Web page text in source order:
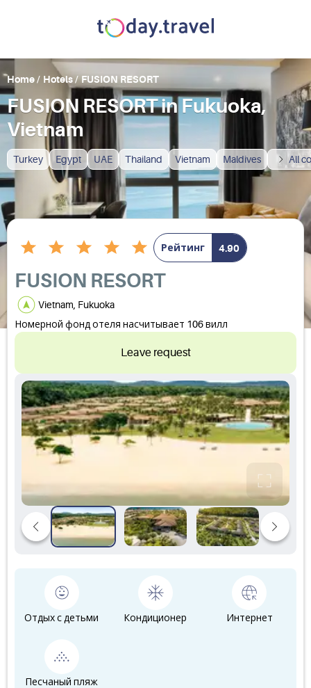
Turkey Egypt UAE Thailand Vietnam Maldives All
Home/ Hotels/ FUSION RESORT
FUSION RESORT in Fukuoka,
Vietnam
Рейтинг 4.90
FUSION RESORT
Vietnam, Fukuoka
Номерной фонд отеля насчитывает 106 вилл
Leave request
Отдых с детьми Кондиционер Интернет
Песчаный пляж